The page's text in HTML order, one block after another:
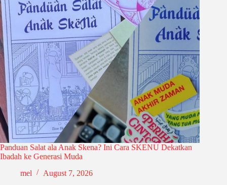
Panduan Salat ala Anak Skena? Ini Cara SKENU Dekatkan
Ibadah ke Generasi Muda
mel
August 7, 2026